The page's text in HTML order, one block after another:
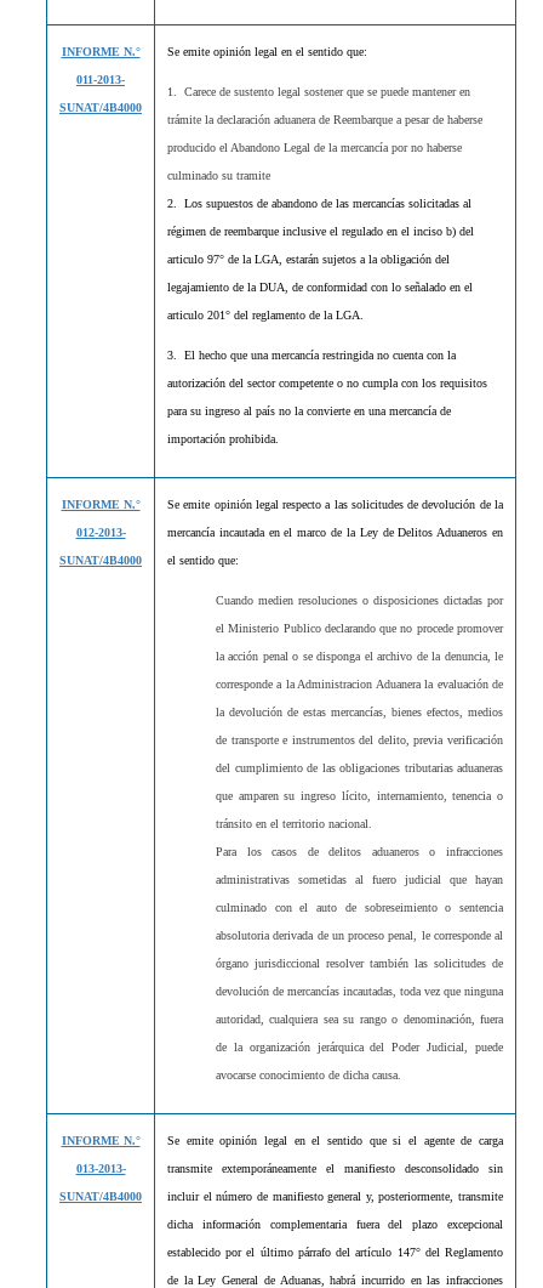
INFORME N.°
011-2013-
SUNAT/4B4000
Se emite opinión legal en el sentido que:
1. Carece de sustento legal sostener que se puede mantener en
trámite la declaración aduanera de Reembarque a pesar de haberse
producido el Abandono Legal de la mercancía por no haberse
culminado su tramite
2. Los supuestos de abandono de las mercancías solicitadas al
régimen de reembarque inclusive el regulado en el inciso b) del
articulo 97° de la LGA, estarán sujetos a la obligación del
legajamiento de la DUA, de conformidad con lo señalado en el
articulo 201° del reglamento de la LGA.
3. El hecho que una mercancía restringida no cuenta con la
autorización del sector competente o no cumpla con los requisitos
para su ingreso al país no la convierte en una mercancía de
importación prohibida.
INFORME N.°
012-2013-
SUNAT/4B4000
Se emite opinión legal respecto a las solicitudes de devolución de la
mercancía incautada en el marco de la Ley de Delitos Aduaneros en
el sentido que:
Cuando medien resoluciones o disposiciones dictadas por
el Ministerio Publico declarando que no procede promover
la acción penal o se disponga el archivo de la denuncia, le
corresponde a la Administracion Aduanera la evaluación de
la devolución de estas mercancías, bienes efectos, medios
de transporte e instrumentos del delito, previa verificación
del cumplimiento de las obligaciones tributarias aduaneras
que amparen su ingreso lícito, internamiento, tenencia o
tránsito en el territorio nacional.
Para los casos de delitos aduaneros o infracciones
administrativas sometidas al fuero judicial que hayan
culminado con el auto de sobreseimiento o sentencia
absolutoria derivada de un proceso penal, le corresponde al
órgano jurisdiccional resolver también las solicitudes de
devolución de mercancías incautadas, toda vez que ninguna
autoridad, cualquiera sea su rango o denominación, fuera
de la organización jerárquica del Poder Judicial, puede
avocarse conocimiento de dicha causa.
INFORME N.°
013-2013-
SUNAT/4B4000
Se emite opinión legal en el sentido que si el agente de carga
transmite extemporáneamente el manifiesto desconsolidado sin
incluir el número de manifiesto general y, posteriormente, transmite
dicha información complementaria fuera del plazo excepcional
establecido por el último párrafo del artículo 147° del Reglamento
de la Ley General de Aduanas, habrá incurrido en las infracciones